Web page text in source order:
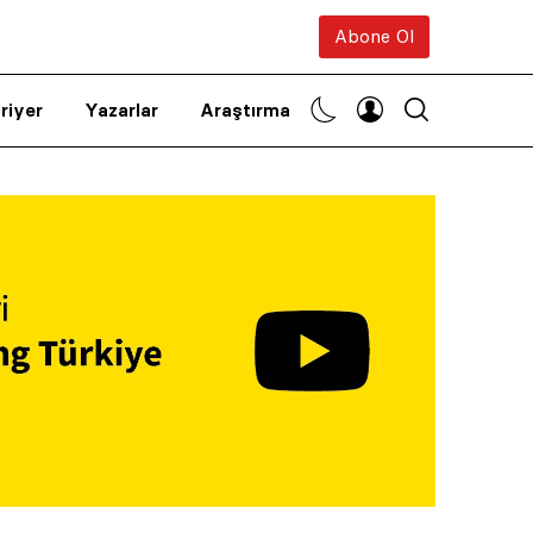
Abone Ol
Yazarlar Araştırma